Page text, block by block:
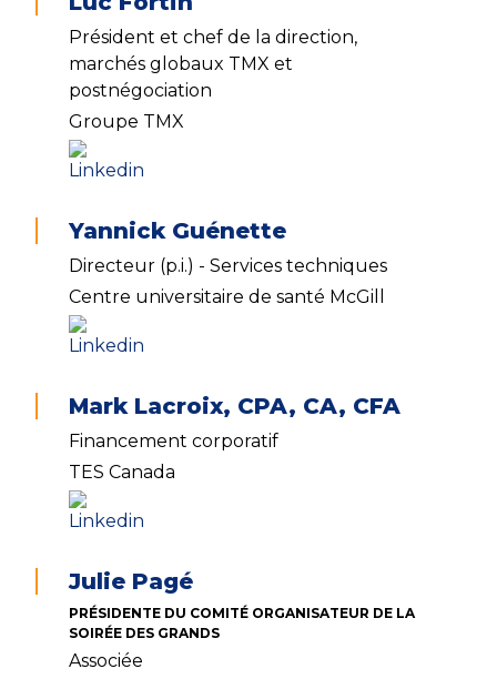
Président et chef de la direction,
marchés globaux TMX et
postnégociation
Groupe TMX
Yannick Guénette
Directeur (p.i.) - Services techniques
Centre universitaire de santé McGill
Mark Lacroix, CPA, CA, CFA
Financement corporatif
TES Canada
Julie Pagé
PRÉSIDENTE DU COMITÉ ORGANISATEUR DE LA
SOIRÉE DES GRANDS
Associée